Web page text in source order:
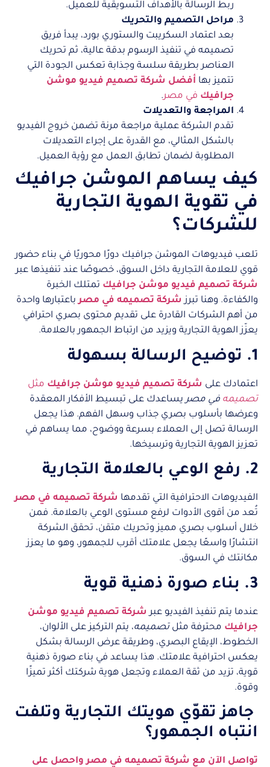
ربط الرسالة بالأهداف التسويقية للعميل.
مراحل التصميم والتحريك
بعد اعتماد السكريبت والستوري بورد، يبدأ فريق
تصميمه في تنفيذ الرسوم بدقة عالية، ثم تحريك
العناصر بطريقة سلسة وجذابة تعكس الجودة التي
تتميز بها أفضل شركة تصميم فيديو موشن
جرافيك في مصر.
المراجعة والتعديلات
تقدم الشركة عملية مراجعة مرنة تضمن خروج الفيديو
بالشكل المثالي، مع القدرة على إجراء التعديلات
المطلوبة لضمان تطابق العمل مع رؤية العميل.
كيف يساهم الموشن جرافيك
في تقوية الهوية التجارية
للشركات؟
تلعب فيديوهات الموشن جرافيك دورًا محوريًا في بناء حضور
قوي للعلامة التجارية داخل السوق، خصوصًا عند تنفيذها عبر
شركة تصميم فيديو موشن جرافيك تمتلك الخبرة
والكفاءة. وهنا تبرز شركة تصميمه في مصرباعتبارها واحدة
من أهم الشركات القادرة على تقديم محتوى بصري احترافي
يعزّز الهوية التجارية ويزيد من ارتباط الجمهور بالعلامة.
1. توضيح الرسالة بسهولة
اعتمادك على شركة تصميم فيديو موشن جرافيك مثل
تصميمه في مصر يساعدك على تبسيط الأفكار المعقدة
وعرضها بأسلوب بصري جذاب وسهل الفهم. هذا يجعل
الرسالة تصل إلى العملاء بسرعة ووضوح، مما يساهم في
تعزيز الهوية التجارية وترسيخها.
2. رفع الوعي بالعلامة التجارية
الفيديوهات الاحترافية التي تقدمها شركة تصميمه في مصر
تُعد من أقوى الأدوات لرفع مستوى الوعي بالعلامة. فمن
خلال أسلوب بصري مميز وتحريك متقن، تحقق الشركة
انتشارًا واسعًا يجعل علامتك أقرب للجمهور، وهو ما يعزز
مكانتك في السوق.
3. بناء صورة ذهنية قوية
عندما يتم تنفيذ الفيديو عبر شركة تصميم فيديو موشن
جرافيك محترفة مثل تصميمه، يتم التركيز على الألوان،
الخطوط، الإيقاع البصري، وطريقة عرض الرسالة بشكل
يعكس احترافية علامتك. هذا يساعد في بناء صورة ذهنية
قوية، تزيد من ثقة العملاء وتجعل هوية شركتك أكثر تميزًا
وقوة.
جاهز تقوّي هويتك التجارية وتلفت
انتباه الجمهور؟
تواصل الآن مع شركة تصميمه في مصر واحصل على